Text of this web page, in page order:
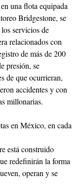
una flota equipada
Bridgestone, se
servicios de
relacionados con
de más de 200
presión, se
de que ocurrieran,
accidentes y con
millonarias.
en México, en cada
está construido
redefinirán la forma
operan y se